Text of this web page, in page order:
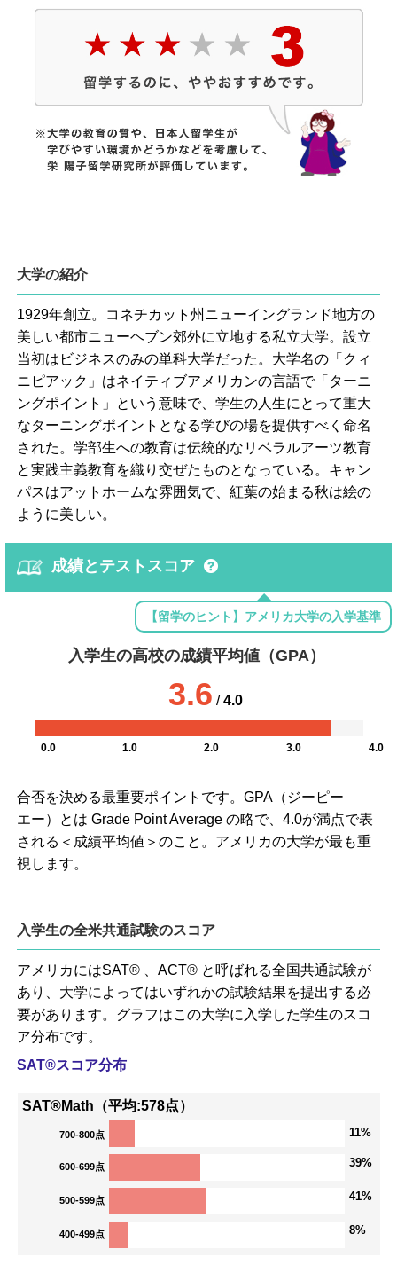
大学の紹介
1929年創立。コネチカット州ニューイングランド地方の
美しい都市ニューヘブン郊外に立地する私立大学。設立
当初はビジネスのみの単科大学だった。大学名の「クィ
ニピアック」はネイティブアメリカンの言語で「ターニ
ングポイント」という意味で、学生の人生にとって重大
なターニングポイントとなる学びの場を提供すべく命名
された。学部生への教育は伝統的なリベラルアーツ教育
と実践主義教育を織り交ぜたものとなっている。キャン
パスはアットホームな雰囲気で、紅葉の始まる秋は絵の
ように美しい。
成績とテストスコア
【留学のヒント】アメリカ大学の入学基準
入学生の高校の成績平均値（GPA）
3.6 /4.0
0.0 1.0 2.0 3.0 4.0
合否を決める最重要ポイントです。GPA（ジーピー
エー）とは Grade Point Average の略で、4.0が満点で表
される＜成績平均値＞のこと。アメリカの大学が最も重
視します。
入学生の全米共通試験のスコア
アメリカにはSAT® 、ACT® と呼ばれる全国共通試験が
あり、大学によってはいずれかの試験結果を提出する必
要があります。グラフはこの大学に入学した学生のスコ
ア分布です。
SAT®スコア分布
SAT®Math（平均:578点）
700-800点 11%
600-699点 39%
500-599点 41%
400-499点 8%